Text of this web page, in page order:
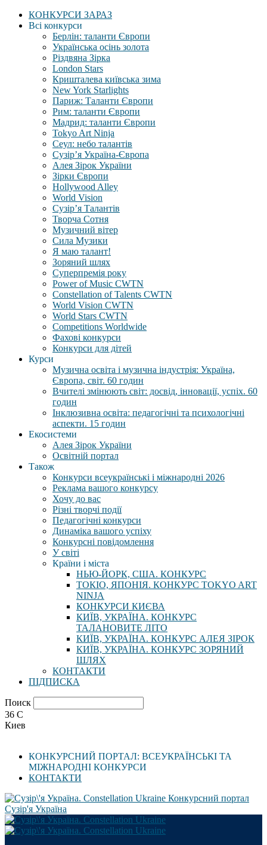
КОНКУРСИ ЗАРАЗ
Всі конкурси
Берлін: таланти Європи
Українська осінь золота
Різдвяна Зірка
London Stars
Кришталева київська зима
New York Starlights
Париж: Таланти Європи
Рим: таланти Європи
Мадрид: таланти Європи
Tokyo Art Ninja
Сеул: небо талантів
Сузір’я Україна-Європа
Алея Зірок України
Зірки Європи
Hollywood Alley
World Vision
Сузір’я Талантів
Творча Сотня
Музичний вітер
Сила Музики
Я маю талант!
Зоряний шлях
Суперпремія року
Power of Music CWTN
Constellation of Talents CWTN
World Vision CWTN
World Stars CWTN
Competitions Worldwide
Фахові конкурси
Конкурси для дітей
Курси
Музична освіта і музична індустрія: Україна,
Європа, світ. 60 годин
Вчителі змінюють світ: досвід, інновації, успіх. 60
годин
Інклюзивна освіта: педагогічні та психологічні
аспекти. 15 годин
Екосистеми
Алея Зірок України
Освітній портал
Також
Конкурси всеукраїнські і міжнародні 2026
Реклама вашого конкурсу
Хочу до вас
Різні творчі події
Педагогічні конкурси
Динаміка вашого успіху
Конкурсні повідомлення
У світі
Країни і міста
НЬЮ-ЙОРК, США. КОНКУРС
ТОКІО, ЯПОНІЯ. КОНКУРС TOKYO ART
NINJA
КОНКУРСИ КИЄВА
КИЇВ, УКРАЇНА. КОНКУРС
ТАЛАНОВИТЕ ЛІТО
КИЇВ, УКРАЇНА. КОНКУРС АЛЕЯ ЗІРОК
КИЇВ, УКРАЇНА. КОНКУРС ЗОРЯНИЙ
ШЛЯХ
КОНТАКТИ
ПІДПИСКА
Поиск
36 C
Киев
КОНКУРСНИЙ ПОРТАЛ: ВСЕУКРАЇНСЬКІ ТА
МІЖНАРОДНІ КОНКУРСИ
КОНТАКТИ
Конкурсний портал
Сузір'я Україна